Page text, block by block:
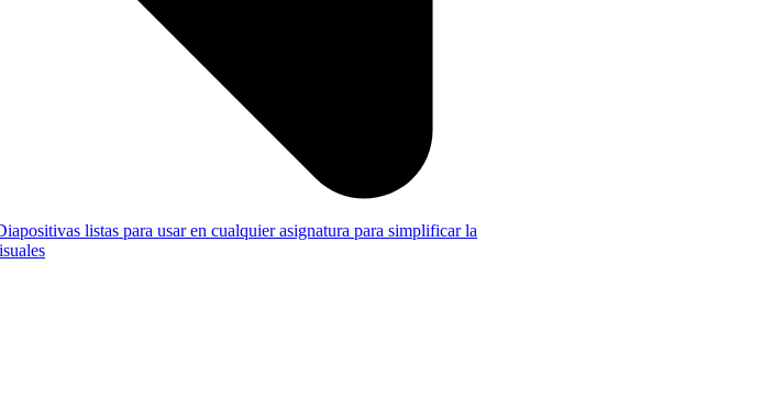
listas para usar en cualquier asignatura para simplificar la